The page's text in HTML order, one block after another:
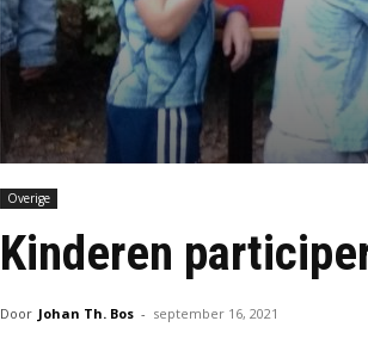
Overige
Kinderen
Door Johan Th. Bos - september 16, 2021